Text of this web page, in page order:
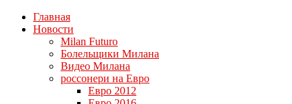
Главная
Новости
Milan Futuro
Болельщики Милана
Видео Милана
россонери на Евро
Евро 2012